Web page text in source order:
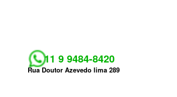
11 9 9484-8420
Rua Doutor Azevedo lima 289